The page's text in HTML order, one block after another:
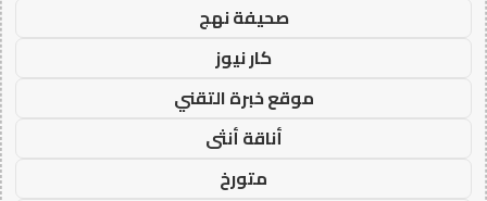
صحيفة نهج
كار نيوز
موقع خبرة التقني
أناقة أنثى
متورخ